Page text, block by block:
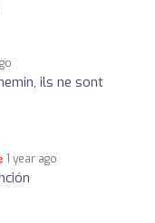
ils ne sont
1 year ago